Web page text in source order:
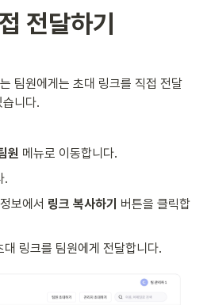
전달하기
팀원에게는 초대 링크를 직접 전달
니다.
원 메뉴로 이동합니다.
.
보에서 링크 복사하기 버튼을 클릭합
링크를 팀원에게 전달합니다.